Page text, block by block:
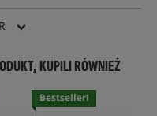
KUPILI RÓWNIEŻ
Bestseller!